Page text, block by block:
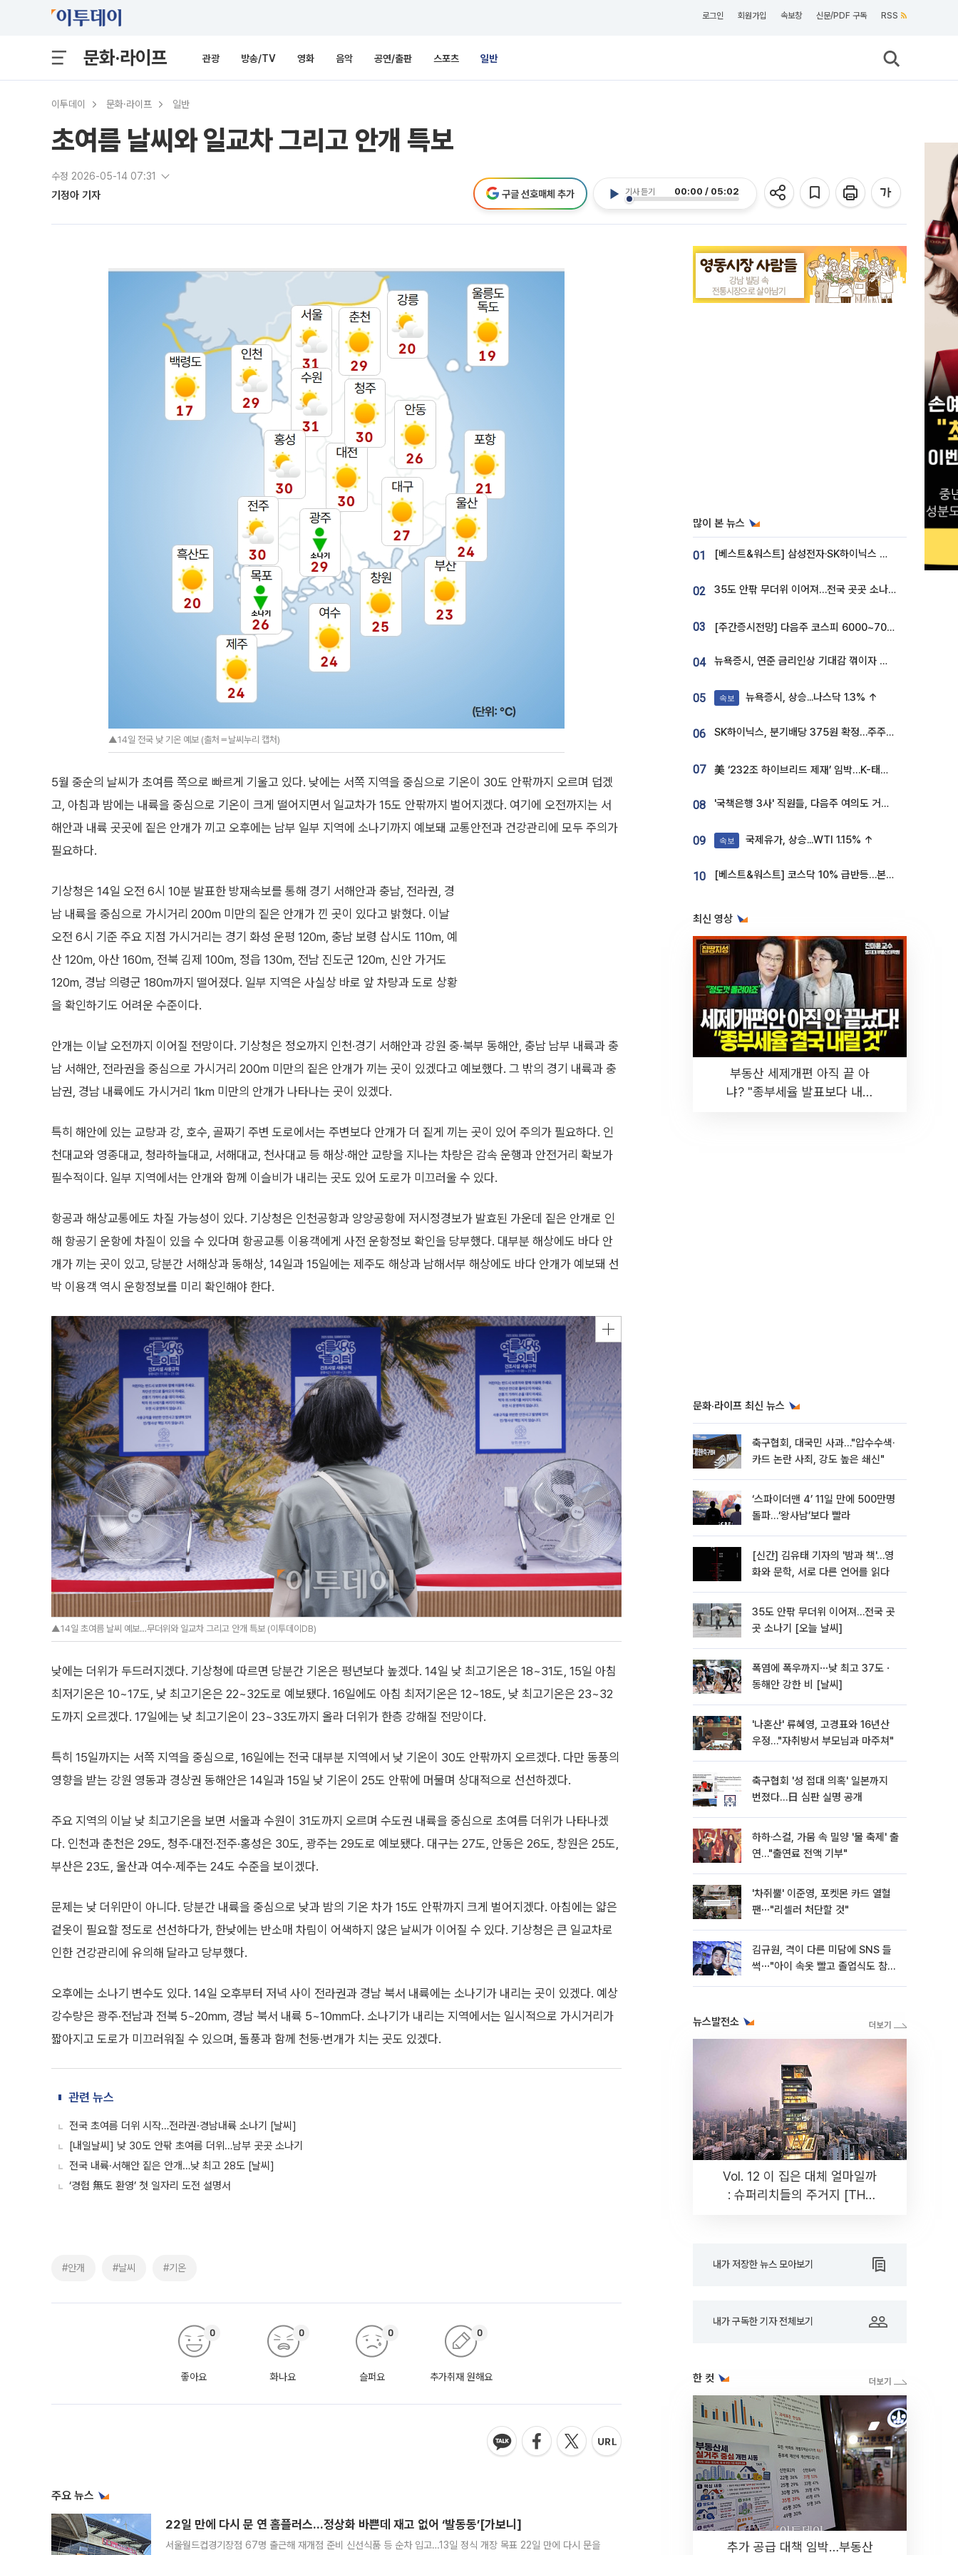
로그인 회원가입 속보창 신문/PDF 구독 RSS
문화·라이프 관광 방송/TV 영화 음악 공연/출판 스포츠 일반
이투데이 문화·라이프 일반
초여름 날씨와 일교차 그리고 안개 특보
수정 2026-05-14 07:31
기정아 기자 기사 듣기 00:00 / 05:02
구글 선호매체 추가
▲14일 전국 낮 기온 예보 (출처＝날씨누리 캡처)
5월 중순의 날씨가 초여름 쪽으로 빠르게 기울고 있다. 낮에는 서쪽 지역을 중심으로 기온이 30도 안팎까지 오르며 덥겠
고, 아침과 밤에는 내륙을 중심으로 기온이 크게 떨어지면서 일교차가 15도 안팎까지 벌어지겠다. 여기에 오전까지는 서
해안과 내륙 곳곳에 짙은 안개가 끼고 오후에는 남부 일부 지역에 소나기까지 예보돼 교통안전과 건강관리에 모두 주의가
필요하다.
기상청은 14일 오전 6시 10분 발표한 방재속보를 통해 경기 서해안과 충남, 전라권, 경
남 내륙을 중심으로 가시거리 200m 미만의 짙은 안개가 낀 곳이 있다고 밝혔다. 이날
오전 6시 기준 주요 지점 가시거리는 경기 화성 운평 120m, 충남 보령 삽시도 110m, 예
산 120m, 아산 160m, 전북 김제 100m, 정읍 130m, 전남 진도군 120m, 신안 가거도
120m, 경남 의령군 180m까지 떨어졌다. 일부 지역은 사실상 바로 앞 차량과 도로 상황
을 확인하기도 어려운 수준이다.
안개는 이날 오전까지 이어질 전망이다. 기상청은 정오까지 인천·경기 서해안과 강원 중·북부 동해안, 충남 남부 내륙과 충
남 서해안, 전라권을 중심으로 가시거리 200m 미만의 짙은 안개가 끼는 곳이 있겠다고 예보했다. 그 밖의 경기 내륙과 충
남권, 경남 내륙에도 가시거리 1km 미만의 안개가 나타나는 곳이 있겠다.
특히 해안에 있는 교량과 강, 호수, 골짜기 주변 도로에서는 주변보다 안개가 더 짙게 끼는 곳이 있어 주의가 필요하다. 인
천대교와 영종대교, 청라하늘대교, 서해대교, 천사대교 등 해상·해안 교량을 지나는 차량은 감속 운행과 안전거리 확보가
필수적이다. 일부 지역에서는 안개와 함께 이슬비가 내리는 곳도 있어 도로가 미끄러울 수 있다.
항공과 해상교통에도 차질 가능성이 있다. 기상청은 인천공항과 양양공항에 저시정경보가 발효된 가운데 짙은 안개로 인
해 항공기 운항에 차질이 있을 수 있다며 항공교통 이용객에게 사전 운항정보 확인을 당부했다. 대부분 해상에도 바다 안
개가 끼는 곳이 있고, 당분간 서해상과 동해상, 14일과 15일에는 제주도 해상과 남해서부 해상에도 바다 안개가 예보돼 선
박 이용객 역시 운항정보를 미리 확인해야 한다.
▲14일 초여름 날씨 예보…무더위와 일교차 그리고 안개 특보 (이투데이DB)
낮에는 더위가 두드러지겠다. 기상청에 따르면 당분간 기온은 평년보다 높겠다. 14일 낮 최고기온은 18~31도, 15일 아침
최저기온은 10~17도, 낮 최고기온은 22~32도로 예보됐다. 16일에도 아침 최저기온은 12~18도, 낮 최고기온은 23~32
도까지 오르겠다. 17일에는 낮 최고기온이 23~33도까지 올라 더위가 한층 강해질 전망이다.
특히 15일까지는 서쪽 지역을 중심으로, 16일에는 전국 대부분 지역에서 낮 기온이 30도 안팎까지 오르겠다. 다만 동풍의
영향을 받는 강원 영동과 경상권 동해안은 14일과 15일 낮 기온이 25도 안팎에 머물며 상대적으로 선선하겠다.
주요 지역의 이날 낮 최고기온을 보면 서울과 수원이 31도까지 오르며 수도권 내륙을 중심으로 초여름 더위가 나타나겠
다. 인천과 춘천은 29도, 청주·대전·전주·홍성은 30도, 광주는 29도로 예보됐다. 대구는 27도, 안동은 26도, 창원은 25도,
부산은 23도, 울산과 여수·제주는 24도 수준을 보이겠다.
문제는 낮 더위만이 아니다. 당분간 내륙을 중심으로 낮과 밤의 기온 차가 15도 안팎까지 크게 벌어지겠다. 아침에는 얇은
겉옷이 필요할 정도로 선선하다가, 한낮에는 반소매 차림이 어색하지 않은 날씨가 이어질 수 있다. 기상청은 큰 일교차로
인한 건강관리에 유의해 달라고 당부했다.
오후에는 소나기 변수도 있다. 14일 오후부터 저녁 사이 전라권과 경남 북서 내륙에는 소나기가 내리는 곳이 있겠다. 예상
강수량은 광주·전남과 전북 5~20mm, 경남 북서 내륙 5~10mm다. 소나기가 내리는 지역에서는 일시적으로 가시거리가
짧아지고 도로가 미끄러워질 수 있으며, 돌풍과 함께 천둥·번개가 치는 곳도 있겠다.
관련 뉴스
전국 초여름 더위 시작…전라권·경남내륙 소나기 [날씨]
[내일날씨] 낮 30도 안팎 초여름 더위…남부 곳곳 소나기
전국 내륙·서해안 짙은 안개…낮 최고 28도 [날씨]
‘경험 無도 환영’ 첫 일자리 도전 설명서
#안개 #날씨 #기온
좋아요
0
화나요
0
슬퍼요
0
추가취재 원해요
0
주요 뉴스
22일 만에 다시 문 연 홈플러스…정상화 바쁜데 재고 없어 ‘발동동’[가보니]
서울월드컵경기장점 67명 출근해 재개점 준비 신선식품 등 순차 입고…13일 정식 개장 목표 22일 만에 다시 문을
많이 본 뉴스
01 [베스트&워스트] 삼성전자·SK하이닉스 밀린 한 주…상상인증권은 85% 급등
02 35도 안팎 무더위 이어져…전국 곳곳 소나기 [오늘 날씨]
03 [주간증시전망] 다음주 코스피 6000~7000⋯“外人 수급은 정책이 변수”
04 뉴욕증시, 연준 금리인상 기대감 꺾이자 상승...S&P500 사상 최고치 [종합]
05 속보 뉴욕증시, 상승...나스닥 1.3% ↑
06 SK하이닉스, 분기배당 375원 확정…주주환원책 9월로 앞당겨 발표
07 美 ‘232조 하이브리드 제재’ 임박…K-태양광, 불확실성 털고 날개 다나
08 '국책은행 3사' 직원들, 다음주 여의도 거리 나서는 까닭은
09 속보 국제유가, 상승...WTI 1.15% ↑
10 [베스트&워스트] 코스닥 10% 급반등…본느, 최대주주 변경 기대에 270% 폭등
최신 영상
부동산 세제개편 아직 끝 아
냐? "종부세율 발표보다 내릴
문화·라이프 최신 뉴스
축구협회, 대국민 사과…"압수수색·
카드 논란 사죄, 강도 높은 쇄신"
‘스파이더맨 4’ 11일 만에 500만명
돌파…‘왕사남’보다 빨라
[신간] 김유태 기자의 '밤과 책'…영
화와 문학, 서로 다른 언어를 읽다
35도 안팎 무더위 이어져…전국 곳
곳 소나기 [오늘 날씨]
폭염에 폭우까지⋯낮 최고 37도ㆍ
동해안 강한 비 [날씨]
'나혼산' 류혜영, 고경표와 16년산
우정…"자취방서 부모님과 마주쳐"
축구협회 '성 접대 의혹' 일본까지
번졌다…日 심판 실명 공개
하하·스컬, 가뭄 속 밀양 '물 축제' 출
연…"출연료 전액 기부"
'차쥐뿔' 이준영, 포켓몬 카드 열혈
팬⋯"리셀러 처단할 것"
김규원, 격이 다른 미담에 SNS 들
썩⋯"아이 속옷 빨고 졸업식도 참
뉴스발전소
Vol. 12 이 집은 대체 얼마일까
: 슈퍼리치들의 주거지 [THE
내가 저장한 뉴스 모아보기
내가 구독한 기자 전체보기
한 컷
추가 공급 대책 임박…부동산